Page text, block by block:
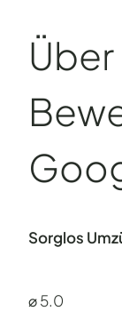
Sorglos
⌀ 5.0